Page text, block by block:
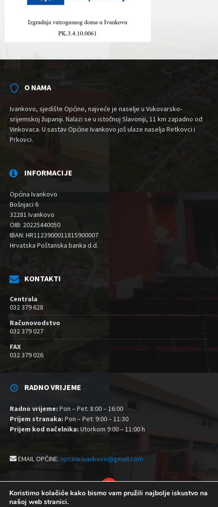
O NAMA
Ivankovo, sjedište Općine, najveće je naselje u Vukovarsko-
srijemskoj županiji. Nalazi se u istočnoj Slavoniji, 11 km zapadno od
Vinkovaca. U sastav Općine Ivankovo još ulaze naselja Retkovci i
Prkovci.
INFORMACIJE
Općina Ivankovo
Bošnjaci 6
32281 Ivankovo
OIB: 20225440050
IBAN: HR1123900011815900007
Hrvatska Poštanska banka d.d.
KONTAKTI
Centrala
032 379 628
Računovodstvo
032 379 027
FAX
032 379 026
RADNO VRIJEME
Radno vrijeme: Pon – Pet: 8:00 – 16:00
Prijem stranaka: Pon – Pet: 9:00 – 11:30
Prijem kod načelnika: Utorkom 9:00 – 11:00 h
EMAIL OPĆINE: opcina.ivankovo@gmail.com
YouTube
Izjava o pristupačnosti
Koristimo kolačiće kako bismo vam pružili najbolje iskustvo na
našoj web stranici.